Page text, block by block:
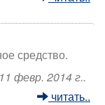
средство.
11 февр. 2014 г..
читать..